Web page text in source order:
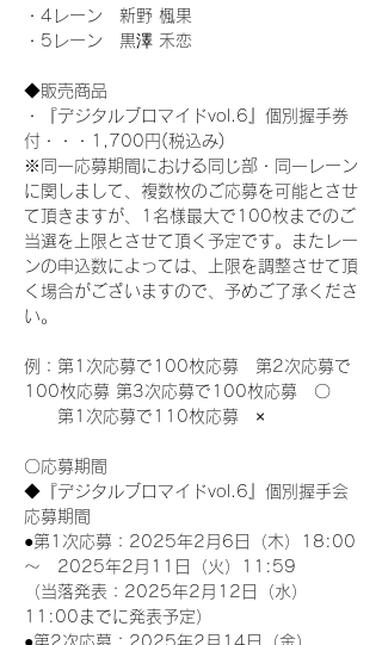
・4レーン　新野 楓果
・5レーン　黒澤 禾恋
◆販売商品
・『デジタルブロマイドvol.6』個別握手券
付・・・1,700円(税込み)
※同一応募期間における同じ部・同一レーン
に関しまして、複数枚のご応募を可能とさせ
て頂きますが、1名様最大で100枚までのご
当選を上限とさせて頂く予定です。またレー
ンの申込数によっては、上限を調整させて頂
く場合がございますので、予めご了承くださ
い。
例：第1次応募で100枚応募　第2次応募で
100枚応募 第3次応募で100枚応募　〇
第1次応募で110枚応募　×
〇応募期間
◆『デジタルブロマイドvol.6』個別握手会
応募期間
●第1次応募：2025年2月6日（木）18:00
～　2025年2月11日（火）11:59
（当落発表：2025年2月12日（水）
11:00までに発表予定）
●第2次応募：2025年2月14日（金）